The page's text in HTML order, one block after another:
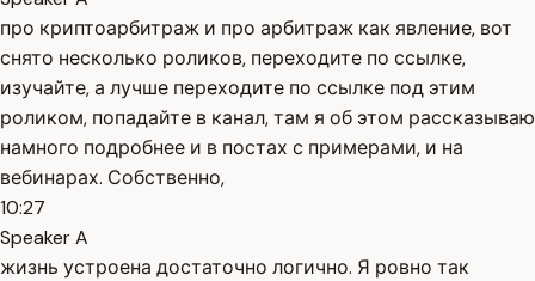
про криптоарбитраж и про арбитраж как явление, вот
снято несколько роликов, переходите по ссылке,
изучайте, а лучше переходите по ссылке под этим
роликом, попадайте в канал, там я об этом рассказываю
намного подробнее и в постах с примерами, и на
вебинарах. Собственно,
10:27
Speaker A
жизнь устроена достаточно логично. Я ровно так